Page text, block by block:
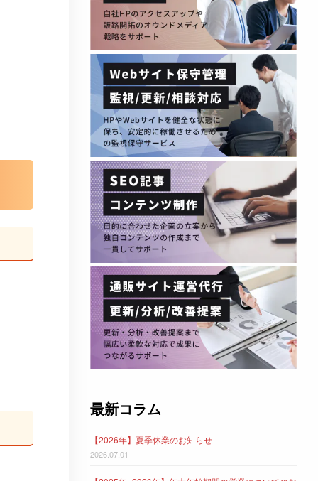
最新コラム
【2026年】夏季休業のお知らせ
2026.07.01